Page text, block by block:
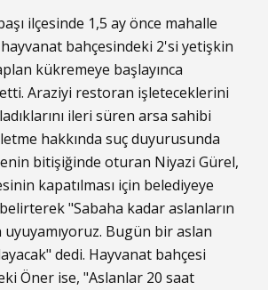
ilçesinde 1,5 ay önce mahalle
hayvanat bahçesindeki 2'si yetişkin
kükremeye başlayınca
Araziyi restoran işleteceklerini
ileri süren arsa sahibi
hakkında suç duyurusunda
bitişiğinde oturan Niyazi Gürel,
kapatılması için belediyeye
"Sabaha kadar aslanların
Bugün bir aslan
dedi. Hayvanat bahçesi
Öner ise, "Aslanlar 20 saat